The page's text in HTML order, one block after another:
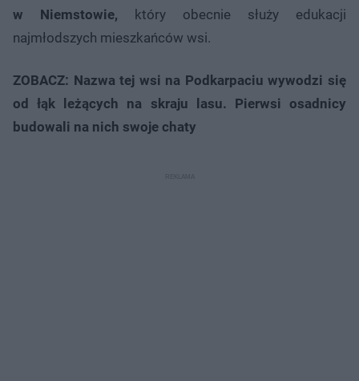
w Niemstowie, który obecnie służy edukacji
najmłodszych mieszkańców wsi.
ZOBACZ: Nazwa tej wsi na Podkarpaciu wywodzi się
od łąk leżących na skraju lasu. Pierwsi osadnicy
budowali na nich swoje chaty